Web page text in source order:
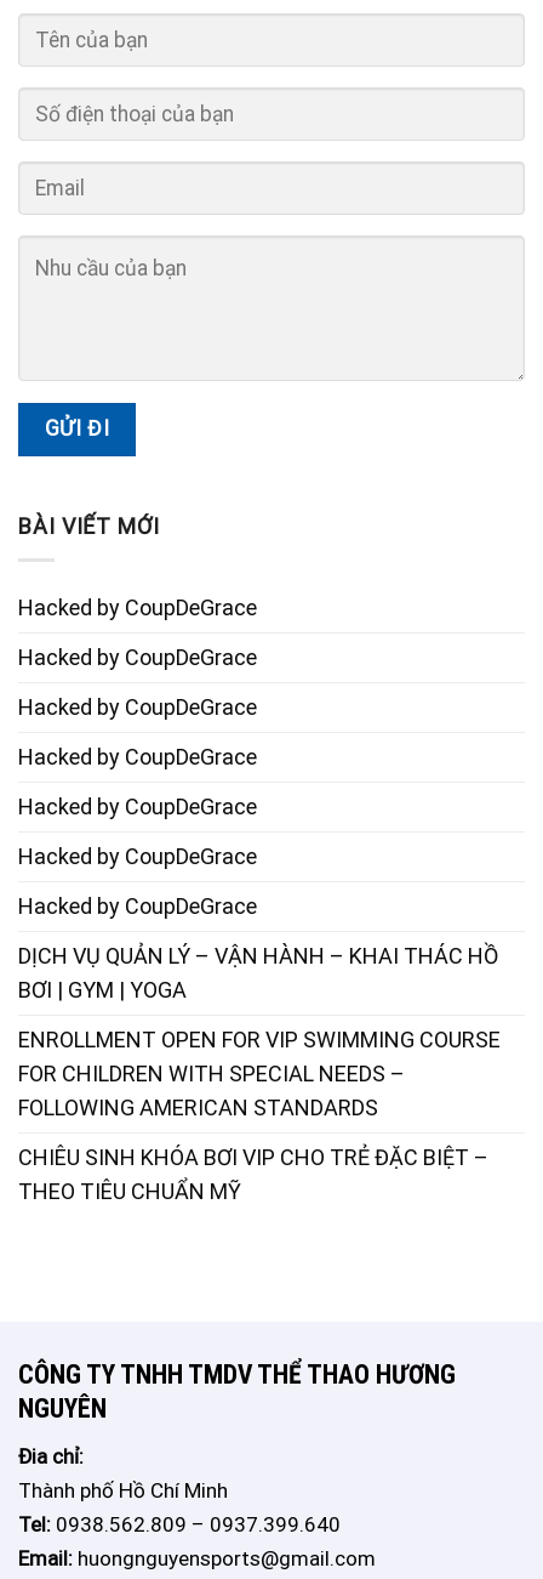
BÀI VIẾT MỚI
Hacked by CoupDeGrace
Hacked by CoupDeGrace
Hacked by CoupDeGrace
Hacked by CoupDeGrace
Hacked by CoupDeGrace
Hacked by CoupDeGrace
Hacked by CoupDeGrace
DỊCH VỤ QUẢN LÝ – VẬN HÀNH – KHAI THÁC HỒ
BƠI | GYM | YOGA
ENROLLMENT OPEN FOR VIP SWIMMING COURSE
FOR CHILDREN WITH SPECIAL NEEDS –
FOLLOWING AMERICAN STANDARDS
CHIÊU SINH KHÓA BƠI VIP CHO TRẺ ĐẶC BIỆT –
THEO TIÊU CHUẨN MỸ
CÔNG TY TNHH TMDV THỂ THAO HƯƠNG
NGUYÊN
Đia chỉ:
Thành phố Hồ Chí Minh
Tel: 0938.562.809 – 0937.399.640
Email: huongnguyensports@gmail.com